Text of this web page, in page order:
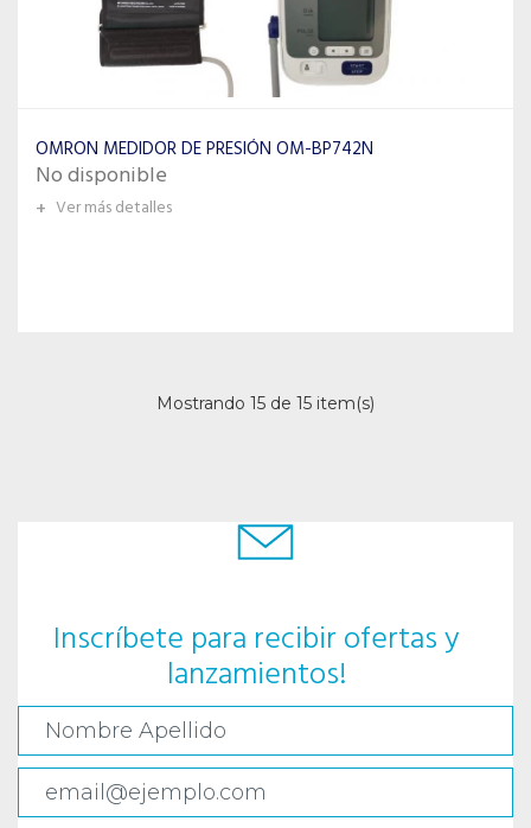
OMRON MEDIDOR DE PRESIÓN OM-BP742N
No disponible
+ Ver más detalles
Mostrando 15 de 15 item(s)
Inscríbete para recibir ofertas y
lanzamientos!